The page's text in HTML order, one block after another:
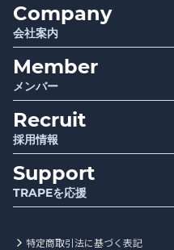
Company
会社案内
Vision 目指す世界
Mission 使命
Value
Message
Information 会社情報
Member
メンバー
Story ストーリー
Recruit
採用情報
Support
TRAPEを応援
特定商取引法に基づく表記